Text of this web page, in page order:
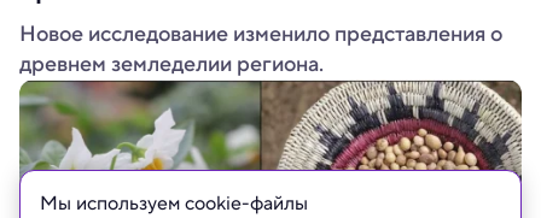
Новое исследование изменило представления о
древнем земледелии региона.
Мы используем сookie-файлы